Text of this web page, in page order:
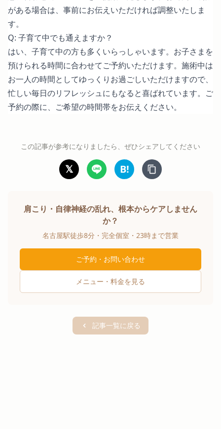
がある場合は、事前にお伝えいただければ調整いたしま
す。
Q: 子育て中でも通えますか？
はい、子育て中の方も多くいらっしゃいます。お子さまを
預けられる時間に合わせてご予約いただけます。施術中は
お一人の時間としてゆっくりお過ごしいただけますので、
忙しい毎日のリフレッシュにもなると喜ばれています。ご
予約の際に、ご希望の時間帯をお伝えください。
この記事が参考になりましたら、ぜひシェアしてください
𝕏 B!
肩こり・自律神経の乱れ、根本からケアしません
か？
名古屋駅徒歩8分・完全個室・23時まで営業
ご予約・お問い合わせ
メニュー・料金を見る
記事一覧に戻る